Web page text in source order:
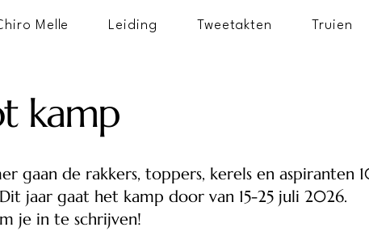
Melle Leiding Tweetakten Truien
kamp
gaan de rakkers, toppers, kerels en
jaar gaat het kamp door van 15-25 juli 2026.
je in te schrijven!